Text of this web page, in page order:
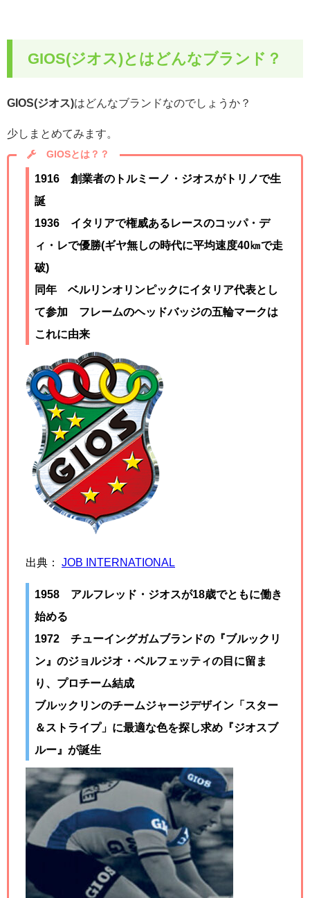
GIOS(ジオス)とはどんなブランド？
GIOS(ジオス)はどんなブランドなのでしょうか？
少しまとめてみます。
GIOSとは？？
1916 創業者のトルミーノ・ジオスがトリノで生
誕
1936 イタリアで権威あるレースのコッパ・デ
ィ・レで優勝(ギヤ無しの時代に平均速度40㎞で走
破)
同年 ベルリンオリンピックにイタリア代表とし
て参加 フレームのヘッドバッジの五輪マークは
これに由来
出典： JOB INTERNATIONAL
1958 アルフレッド・ジオスが18歳でともに働き
始める
1972 チューイングガムブランドの『ブルックリ
ン』のジョルジオ・ベルフェッティの目に留ま
り、プロチーム結成
ブルックリンのチームジャージデザイン「スター
＆ストライプ」に最適な色を探し求め『ジオスブ
ルー』が誕生